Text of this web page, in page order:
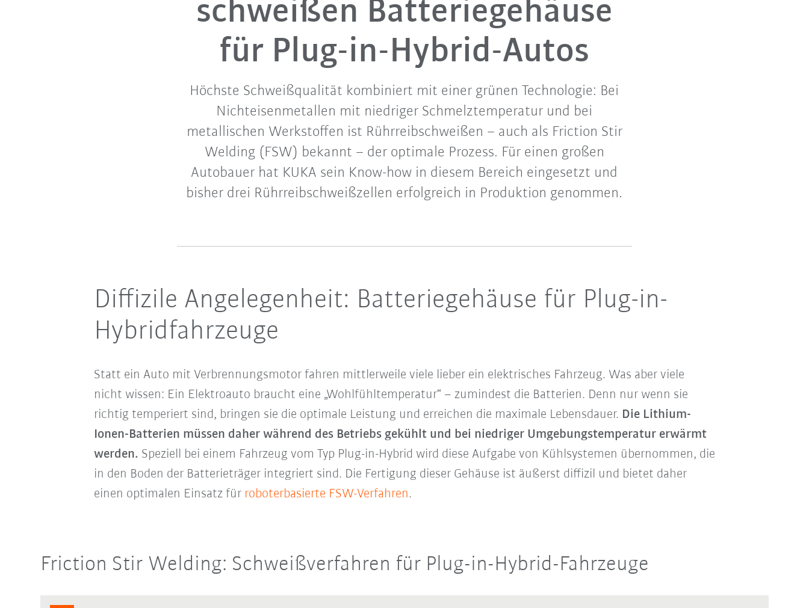
schweißen Batteriegehäuse
für Plug-in-Hybrid-Autos
Höchste Schweißqualität kombiniert mit einer grünen Technologie: Bei
Nichteisenmetallen mit niedriger Schmelztemperatur und bei
metallischen Werkstoffen ist Rührreibschweißen – auch als Friction Stir
Welding (FSW) bekannt – der optimale Prozess. Für einen großen
Autobauer hat KUKA sein Know-how in diesem Bereich eingesetzt und
bisher drei Rührreibschweißzellen erfolgreich in Produktion genommen.
Diffizile Angelegenheit: Batteriegehäuse für Plug-in-
Hybridfahrzeuge
Statt ein Auto mit Verbrennungsmotor fahren mittlerweile viele lieber ein elektrisches Fahrzeug. Was aber viele
nicht wissen: Ein Elektroauto braucht eine „Wohlfühltemperatur“ – zumindest die Batterien. Denn nur wenn sie
richtig temperiert sind, bringen sie die optimale Leistung und erreichen die maximale Lebensdauer. Die Lithium-
Ionen-Batterien müssen daher während des Betriebs gekühlt und bei niedriger Umgebungstemperatur erwärmt
werden. Speziell bei einem Fahrzeug vom Typ Plug-in-Hybrid wird diese Aufgabe von Kühlsystemen übernommen, die
in den Boden der Batterieträger integriert sind. Die Fertigung dieser Gehäuse ist äußerst diffizil und bietet daher
einen optimalen Einsatz für roboterbasierte FSW-Verfahren.
Friction Stir Welding: Schweißverfahren für Plug-in-Hybrid-Fahrzeuge